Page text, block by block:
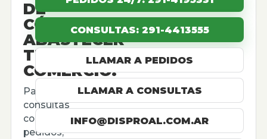
DE
CÓMO
ABASTECER
TU
COMERCIO.
Para
consultas
comerciales,
pedidos,
CONSULTAS: 291-4413555
LLAMAR A PEDIDOS
LLAMAR A CONSULTAS
INFO@DISPROAL.COM.AR